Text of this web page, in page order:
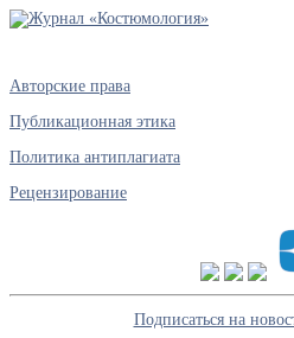
Авторские права
Публикационная этика
Политика антиплагиата
Рецензирование
Подписаться на